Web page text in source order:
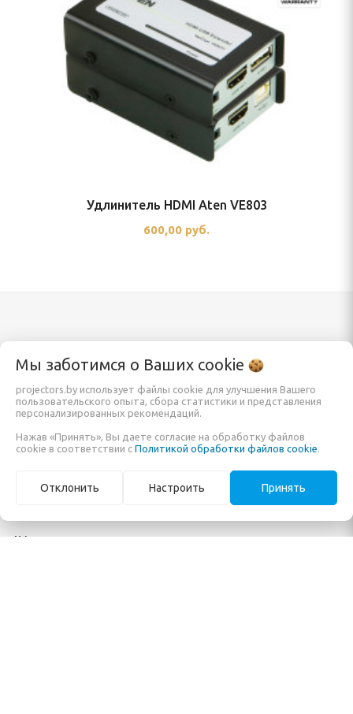
Удлинитель HDMI Aten VE803
600,00 руб.
Каталог
Проекторы
Экраны для проектора
Мониторы и панели
AV-коммутация
Информация
Заказать
О компании
покупке
Мы заботимся о Ваших cookie
projectors.by использует файлы cookie для улучшения Вашего
пользовательского опыта, сбора статистики и представления
персонализированных рекомендаций.
Нажав «Принять», Вы даете согласие на обработку файлов
cookie в соответствии с Политикой обработки файлов cookie.
Отклонить Настроить Принять